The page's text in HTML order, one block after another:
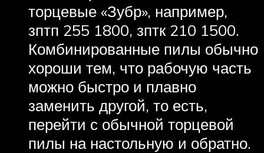
торцевые «Зубр», например,
зптп 255 1800, зптк 210 1500.
Комбинированные пилы обычно
хороши тем, что рабочую часть
можно быстро и плавно
заменить другой, то есть,
перейти с обычной торцевой
пилы на настольную и обратно.